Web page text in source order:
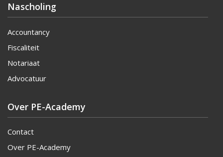
Nascholing
Accountancy
Fiscaliteit
Notariaat
Advocatuur
Over PE-Academy
Contact
Over PE-Academy